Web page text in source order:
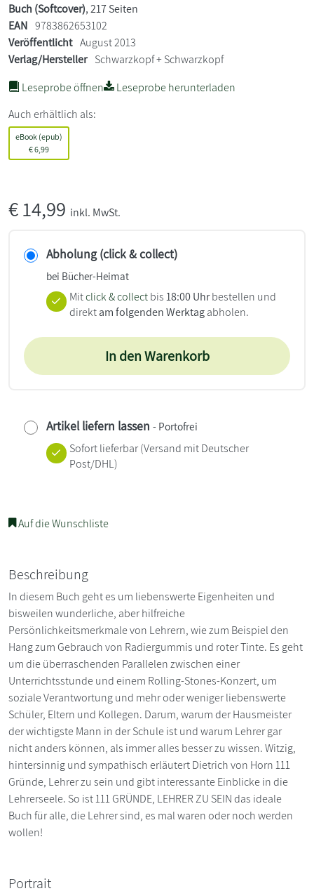
Buch (Softcover), 217 Seiten
EAN 9783862653102
Veröffentlicht August 2013
Verlag/Hersteller Schwarzkopf + Schwarzkopf
Leseprobe öffnen
Leseprobe herunterladen
Auch erhältlich als:
eBook (epub)
€6,99
€14,99 inkl. MwSt.
Abholung (click & collect)
bei Bücher-Heimat
Mitclick & collect bis18:00 Uhrbestellen und
direktam folgenden Werktagabholen.
In den Warenkorb
Artikel liefern lassen - Portofrei
Sofort lieferbar(Versand mit Deutscher
Post/DHL)
Auf die Wunschliste
Beschreibung
In diesem Buch geht es um liebenswerte Eigenheiten und
bisweilen wunderliche, aber hilfreiche
Persönlichkeitsmerkmale von Lehrern, wie zum Beispiel den
Hang zum Gebrauch von Radiergummis und roter Tinte. Es geht
um die überraschenden Parallelen zwischen einer
Unterrichtsstunde und einem Rolling-Stones-Konzert, um
soziale Verantwortung und mehr oder weniger liebenswerte
Schüler, Eltern und Kollegen. Darum, warum der Hausmeister
der wichtigste Mann in der Schule ist und warum Lehrer gar
nicht anders können, als immer alles besser zu wissen. Witzig,
hintersinnig und sympathisch erläutert Dietrich von Horn 111
Gründe, Lehrer zu sein und gibt interessante Einblicke in die
Lehrerseele. So ist 111 GRÜNDE, LEHRER ZU SEIN das ideale
Buch für alle, die Lehrer sind, es mal waren oder noch werden
wollen!
Portrait